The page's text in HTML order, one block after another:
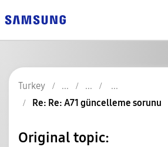
Turkey
Re: Re: A71 güncelleme sorunu
Original topic: